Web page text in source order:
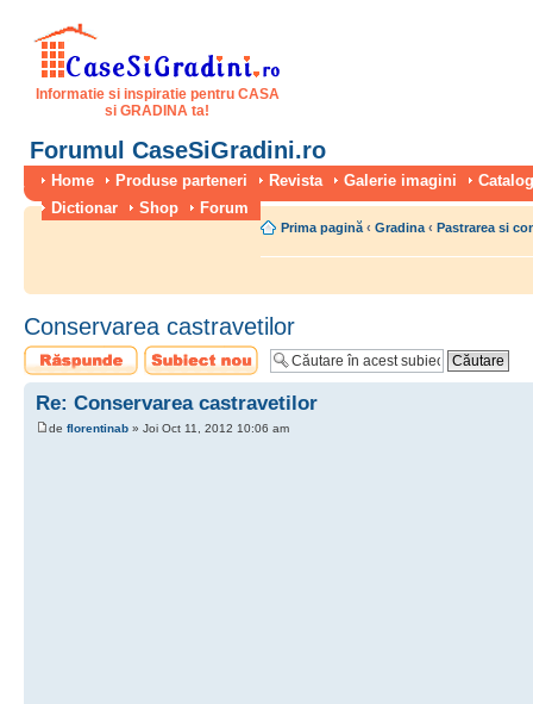
Informatie si inspiratie pentru CASA
si GRADINA ta!
Forumul CaseSiGradini.ro
Home Produse parteneri Revista Galerie imagini
Dictionar
Shop Forum
Prima pagină ‹ Gradina ‹ Pastrarea si
Conservarea castravetilor
Scrie un răspuns
Scrie un subiect
nou
Re: Conservarea castravetilor
de florentinab » Joi Oct 11, 2012 10:06 am